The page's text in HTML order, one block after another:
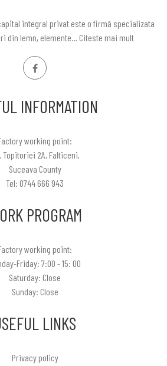
capital integral privat este o firmă specializata
din lemn, elemente… Citeste mai mult
INFORMATION
working point:
Topitoriei 2A, Falticeni,
Suceava County
Tel: 0744 666 943
PROGRAM
working point:
Friday: 7:00 - 15: 00
Saturday: Close
Sunday: Close
LINKS
Privacy policy